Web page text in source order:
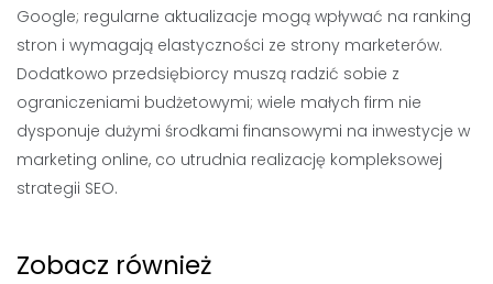
Google; regularne aktualizacje mogą wpływać na ranking
stron i wymagają elastyczności ze strony marketerów.
Dodatkowo przedsiębiorcy muszą radzić sobie z
ograniczeniami budżetowymi; wiele małych firm nie
dysponuje dużymi środkami finansowymi na inwestycje w
marketing online, co utrudnia realizację kompleksowej
strategii SEO.
Zobacz również